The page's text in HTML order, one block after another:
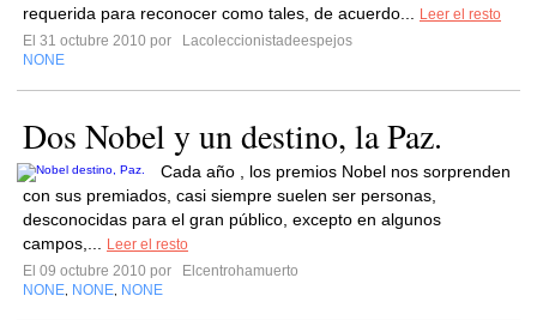
requerida para reconocer como tales, de acuerdo...
Leer el resto
El 31 octubre 2010 por
Lacoleccionistadeespejos
NONE
Dos Nobel y un destino, la Paz.
Cada año , los premios Nobel nos sorprenden
con sus premiados, casi siempre suelen ser personas,
desconocidas para el gran público, excepto en algunos
campos,...
Leer el resto
El 09 octubre 2010 por
Elcentrohamuerto
NONE NONE NONE